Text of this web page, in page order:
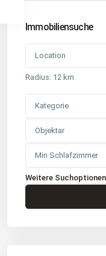
Immobiliensuche
Radius: 12 km
Kategorie
Objektar
Min Schlafzimmer
Weitere Suchoptionen
Kontakt
: Buchholz in der